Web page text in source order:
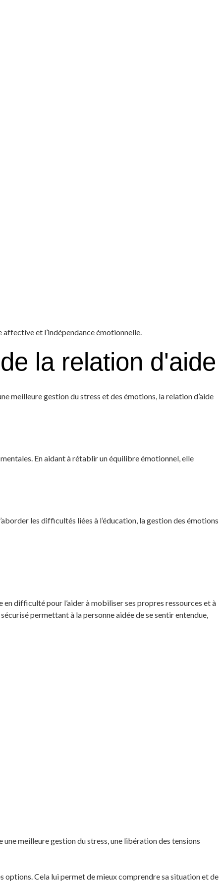
et l’indépendance émotionnelle.
la relation d'aide
meilleure gestion du stress et des émotions, la relation d’aide
En aidant à rétablir un équilibre émotionnel, elle
les difficultés liées à l’éducation, la gestion des émotions
en difficulté pour l’aider à mobiliser ses propres ressources et à
permettant à la personne aidée de se sentir entendue,
une meilleure gestion du stress, une libération des tensions
options. Cela lui permet de mieux comprendre sa situation et de